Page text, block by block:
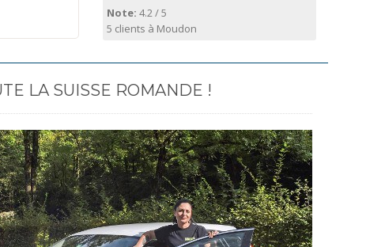
Note: 4.2/5
5 clients à Moudon
LA SUISSE ROMANDE !